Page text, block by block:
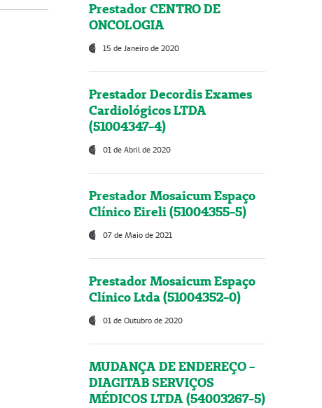
Prestador CENTRO DE
ONCOLOGIA
15 de Janeiro de 2020
Prestador Decordis Exames
Cardiológicos LTDA
(51004347-4)
01 de Abril de 2020
Prestador Mosaicum Espaço
Clínico Eireli (51004355-5)
07 de Maio de 2021
Prestador Mosaicum Espaço
Clínico Ltda (51004352-0)
01 de Outubro de 2020
MUDANÇA DE ENDEREÇO -
DIAGITAB SERVIÇOS
MÉDICOS LTDA (54003267-5)